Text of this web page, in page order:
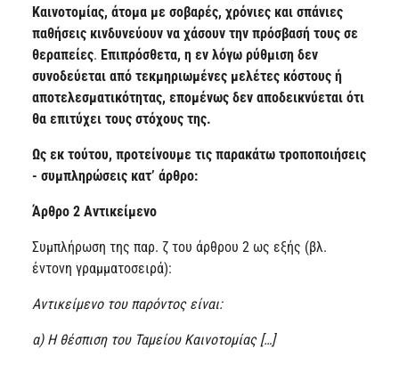
Καινοτομίας, άτομα με σοβαρές, χρόνιες και σπάνιες
παθήσεις κινδυνεύουν να χάσουν την πρόσβασή τους σε
θεραπείες. Επιπρόσθετα, η εν λόγω ρύθμιση δεν
συνοδεύεται από τεκμηριωμένες μελέτες κόστους ή
αποτελεσματικότητας, επομένως δεν αποδεικνύεται ότι
θα επιτύχει τους στόχους της.
Ως εκ τούτου, προτείνουμε τις παρακάτω τροποποιήσεις
- συμπληρώσεις κατ’ άρθρο:
Άρθρο 2 Αντικείμενο
Συμπλήρωση της παρ. ζ του άρθρου 2 ως εξής (βλ.
έντονη γραμματοσειρά):
Αντικείμενο του παρόντος είναι:
α) Η θέσπιση του Ταμείου Καινοτομίας […]